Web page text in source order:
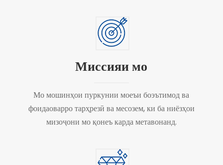
Миссияи мо
Мо мошинҳои пуркунии моеъи боэътимод ва
фоидаоварро тарҳрезӣ ва месозем, ки ба ниёзҳои
мизоҷони мо қонеъ карда метавонанд.